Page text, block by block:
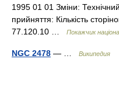
1995 01 01 Зміни:
прийняття: Кількість
77.120.10 …
Покажчик
NGC 2478 — … Википедия